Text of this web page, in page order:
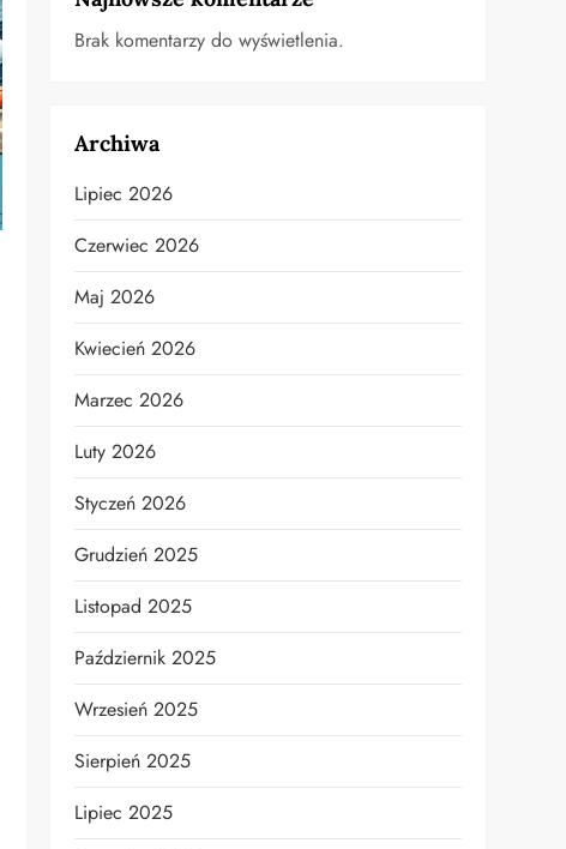
Brak komentarzy do wyświetlenia.
Archiwa
Lipiec 2026
Czerwiec 2026
Maj 2026
Kwiecień 2026
Marzec 2026
Luty 2026
Styczeń 2026
Grudzień 2025
Listopad 2025
Październik 2025
Wrzesień 2025
Sierpień 2025
Lipiec 2025